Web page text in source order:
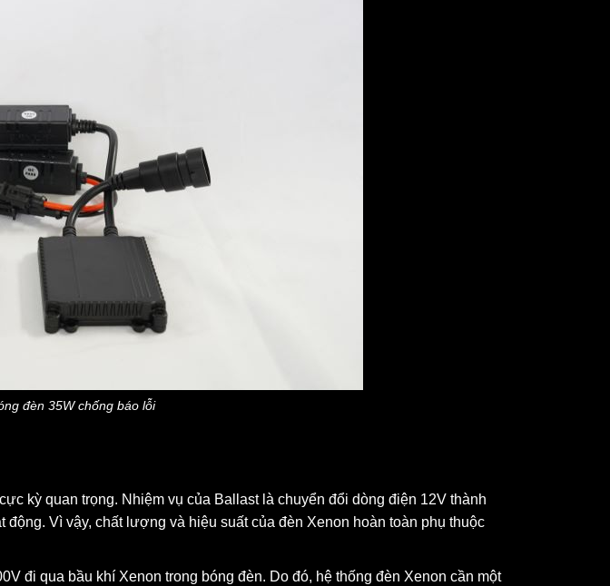
đèn 35W chống báo lỗi
kỳ quan trọng. Nhiệm vụ của Ballast là chuyển đổi dòng điện 12V thành
Vì vậy, chất lượng và hiệu suất của đèn Xenon hoàn toàn phụ thuộc
đi qua bầu khí Xenon trong bóng đèn. Do đó, hệ thống đèn Xenon cần một